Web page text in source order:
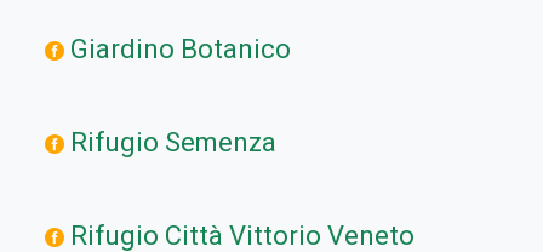
Giardino Botanico
Rifugio Semenza
Rifugio Città Vittorio Veneto